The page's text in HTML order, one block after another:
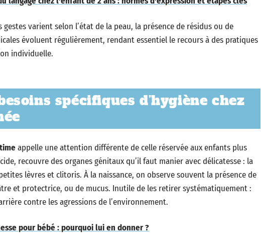
varient selon l’état de la peau, la présence de résidus ou de
évoluent régulièrement, rendant essentiel le recours à des pratiques
individuelle.
spécifiques d’hygiène chez
appelle une attention différente de celle réservée aux enfants plus
recouvre des organes génitaux qu’il faut manier avec délicatesse : la
lèvres et clitoris. À la naissance, on observe souvent la présence de
et protectrice, ou de mucus. Inutile de les retirer systématiquement :
contre les agressions de l’environnement.
pour bébé : pourquoi lui en donner ?